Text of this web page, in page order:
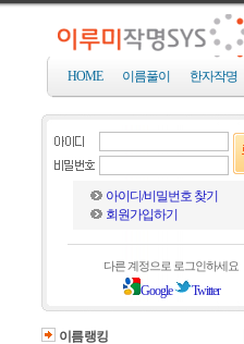
HOME 이름풀이 한자작명
아이디/비밀번호 찾기
회원가입하기
다른 계정으로 로그인하세요
Google Twitter
이름랭킹